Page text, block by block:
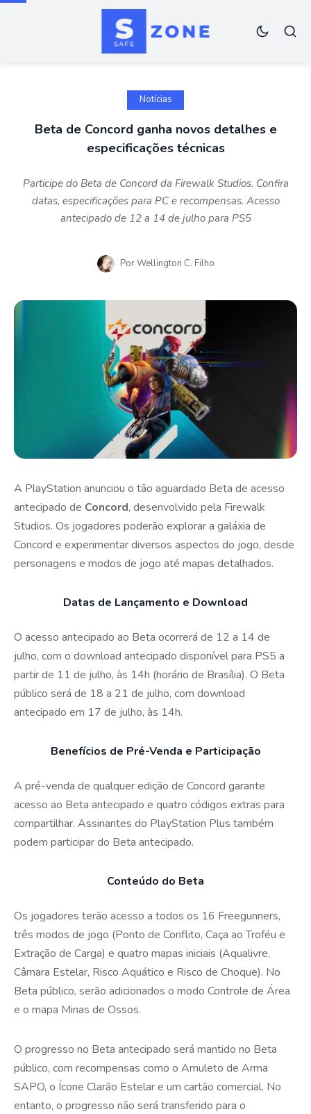
Notícias
Beta de Concord ganha novos detalhes e
especificações técnicas
Participe do Beta de Concord da Firewalk Studios. Confira
datas, especificações para PC e recompensas. Acesso
antecipado de 12 a 14 de julho para PS5
PorWellington C. Filho
A PlayStation anunciou o tão aguardado Beta de acesso
antecipado de Concord, desenvolvido pela Firewalk
Studios. Os jogadores poderão explorar a galáxia de
Concord e experimentar diversos aspectos do jogo, desde
personagens e modos de jogo até mapas detalhados.
Datas de Lançamento e Download
O acesso antecipado ao Beta ocorrerá de 12 a 14 de
julho, com o download antecipado disponível para PS5 a
partir de 11 de julho, às 14h (horário de Brasília). O Beta
público será de 18 a 21 de julho, com download
antecipado em 17 de julho, às 14h.
Benefícios de Pré-Venda e Participação
A pré-venda de qualquer edição de Concord garante
acesso ao Beta antecipado e quatro códigos extras para
compartilhar. Assinantes do PlayStation Plus também
podem participar do Beta antecipado.
Conteúdo do Beta
Os jogadores terão acesso a todos os 16 Freegunners,
três modos de jogo (Ponto de Conflito, Caça ao Troféu e
Extração de Carga) e quatro mapas iniciais (Aqualivre,
Câmara Estelar, Risco Aquático e Risco de Choque). No
Beta público, serão adicionados o modo Controle de Área
e o mapa Minas de Ossos.
O progresso no Beta antecipado será mantido no Beta
público, com recompensas como o Amuleto de Arma
SAPO, o Ícone Clarão Estelar e um cartão comercial. No
entanto, o progresso não será transferido para o